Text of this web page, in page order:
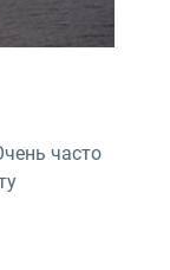
часто